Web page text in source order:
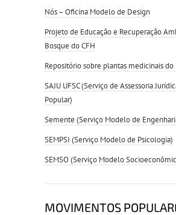
Nós – Oficina Modelo de Design
Projeto de Educação e Recuperação
Bosque do CFH
Repositório sobre plantas medicinais
SAJU UFSC (Serviço de Assessoria
Popular)
Semente (Serviço Modelo de
SEMPSI (Serviço Modelo de Psicologia)
SEMSO (Serviço Modelo
MOVIMENTOS